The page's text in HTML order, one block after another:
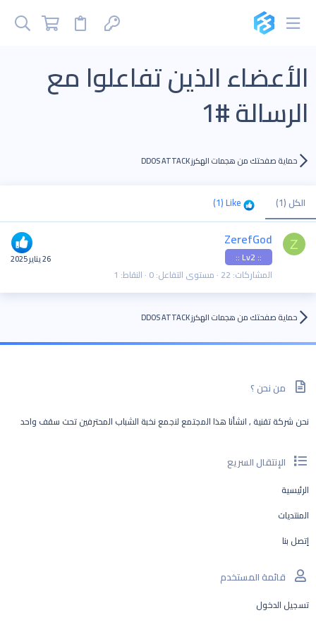
الأعضاء الذين تفاعلوا مع
الرسالة #1
حماية صفحتك من هجمات الهكرز DDOS ATTACK
الكل (1)
Like
(1)
Z
26 يناير 2025
ZerefGod
:: Lv2 ::
المشاركات 22 مستوى التفاعل 0 النقاط 1
حماية صفحتك من هجمات الهكرز DDOS ATTACK
من نحن ؟
نحن شركة تقنية , انشأنا هذا المجتمع لنجمع نخبة الشباب المحترفين تحت سقف واحد
الإنتقال السريع
الرئيسية
المنتديات
إتصل بنا
قائمة المستخدم
تسجيل الدخول